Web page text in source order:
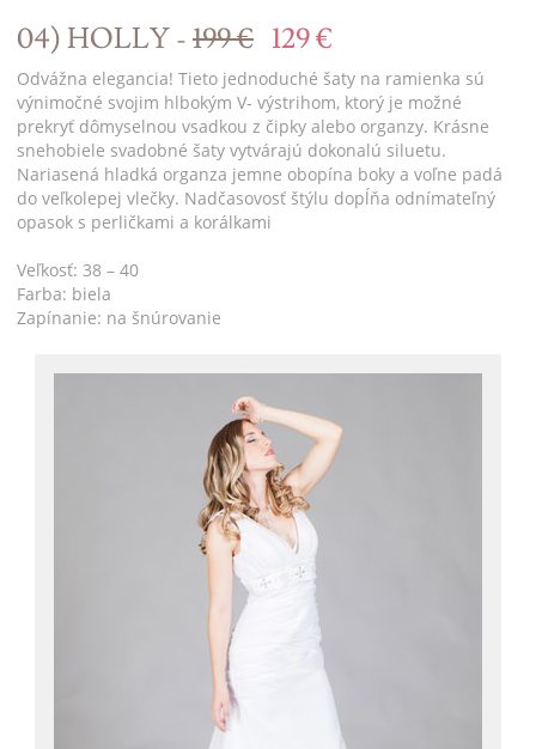
04) HOLLY -199 € 129 €
Odvážna elegancia! Tieto jednoduché šaty na ramienka sú
výnimočné svojim hlbokým V- výstrihom, ktorý je možné
prekryť dômyselnou vsadkou z čipky alebo organzy. Krásne
snehobiele svadobné šaty vytvárajú dokonalú siluetu.
Nariasená hladká organza jemne obopína boky a voľne padá
do veľkolepej vlečky. Nadčasovosť štýlu dopĺňa odnímateľný
opasok s perličkami a korálkami
Veľkosť: 38 – 40
Farba: biela
Zapínanie: na šnúrovanie